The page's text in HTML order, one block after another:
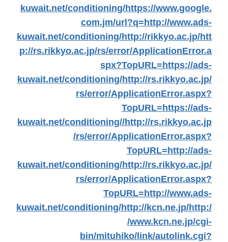
kuwait.net/conditioning/https://www.google.
com.jm/url?q=http://www.ads-
kuwait.net/conditioning/http://rikkyo.ac.jp/htt
p://rs.rikkyo.ac.jp/rs/error/ApplicationError.a
spx?TopURL=https://ads-
kuwait.net/conditioning/http://rs.rikkyo.ac.jp/
rs/error/ApplicationError.aspx?
TopURL=https://ads-
kuwait.net/conditioning//http://rs.rikkyo.ac.jp
/rs/error/ApplicationError.aspx?
TopURL=http://ads-
kuwait.net/conditioning/http://rs.rikkyo.ac.jp/
rs/error/ApplicationError.aspx?
TopURL=http://www.ads-
kuwait.net/conditioning/http://kcn.ne.jp/http:/
/www.kcn.ne.jp/cgi-
bin/mituhiko/link/autolink.cgi?